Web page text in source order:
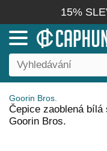
15%
Goorin Bros.
Čepice zaoblená bílá
Goorin Bros.